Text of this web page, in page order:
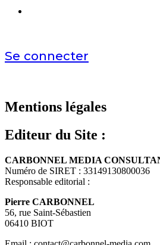
Se connecter
Mentions légales
Editeur du Site :
CARBONNEL MEDIA
Numéro de SIRET : 33149130800036
Responsable editorial :
Pierre CARBONNEL
56, rue Saint-Sébastien
06410 BIOT